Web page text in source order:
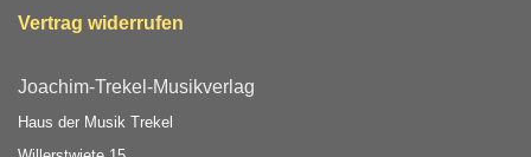
Vertrag widerrufen
Joachim-Trekel-Musikverlag
Haus der Musik Trekel